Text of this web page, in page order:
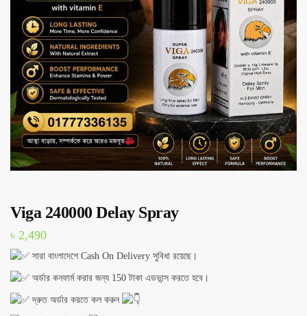
Viga 240000 Delay Spray
৳ 2,490
সারা বাংলাদেশে Cash On Delivery সুবিধা রয়েছে।
অর্ডার কনফার্ম করার জন্য 150 টাকা এডভান্স করতে হবে।
দ্রুত অর্ডার করতে কল করুন